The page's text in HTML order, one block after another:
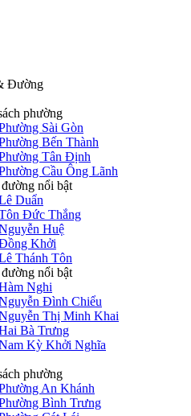
Đường
phường
Sài Gòn
Bến Thành
Tân Định
Cầu Ông Lãnh
nổi bật
Duẩn
Đức Thắng
Huệ
Khởi
Thánh Tôn
nổi bật
Nghi
Đình Chiểu
Thị Minh Khai
Bà Trưng
Kỳ Khởi Nghĩa
phường
An Khánh
Bình Trưng